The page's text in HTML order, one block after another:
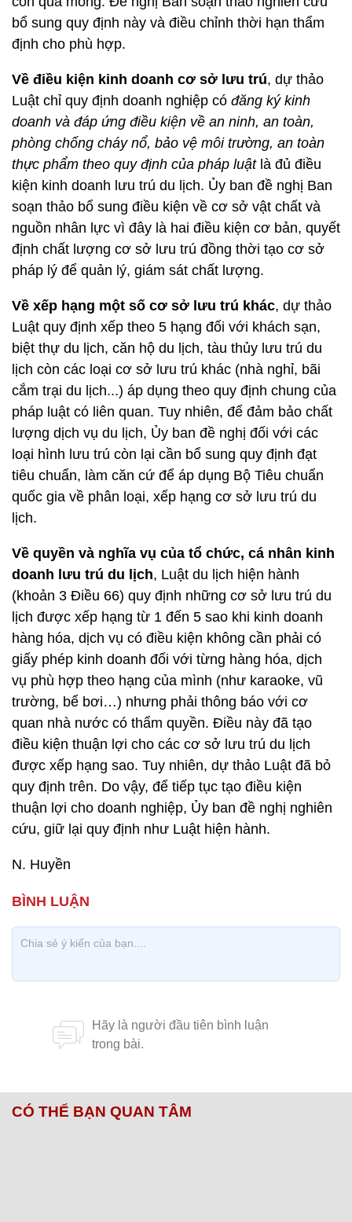
bổ sung quy định này và điều chỉnh thời hạn thẩm
định cho phù hợp.
Về điều kiện kinh doanh cơ sở lưu trú, dự thảo
Luật chỉ quy định doanh nghiệp có đăng ký kinh
doanh và đáp ứng điều kiện về an ninh, an toàn,
phòng chống cháy nổ, bảo vệ môi trường, an toàn
thực phẩm theo quy định của pháp luậtlà đủ điều
kiện kinh doanh lưu trú du lịch. Ủy ban đề nghị Ban
soạn thảo bổ sung điều kiện về cơ sở vật chất và
nguồn nhân lực vì đây là hai điều kiện cơ bản, quyết
định chất lượng cơ sở lưu trú đồng thời tạo cơ sở
pháp lý để quản lý, giám sát chất lượng.
Về xếp hạng một số cơ sở lưu trú khác, dự thảo
Luật quy định xếp theo 5 hạng đối với khách sạn,
biệt thự du lịch, căn hộ du lịch, tàu thủy lưu trú du
lịch còn các loại cơ sở lưu trú khác (nhà nghỉ, bãi
cắm trại du lịch...) áp dụng theo quy định chung của
pháp luật có liên quan. Tuy nhiên, để đảm bảo chất
lượng dịch vụ du lịch, Ủy ban đề nghị đối với các
loại hình lưu trú còn lại cần bổ sung quy định đạt
tiêu chuẩn, làm căn cứ để áp dụng Bộ Tiêu chuẩn
quốc gia về phân loại, xếp hạng cơ sở lưu trú du
lịch.
Về quyền và nghĩa vụ của tổ chức, cá nhân kinh
doanh lưu trú du lịch, Luật du lịch hiện hành
(khoản 3 Điều 66) quy định những cơ sở lưu trú du
lịch được xếp hạng từ 1 đến 5 sao khi kinh doanh
hàng hóa, dịch vụ có điều kiện không cần phải có
giấy phép kinh doanh đối với từng hàng hóa, dịch
vụ phù hợp theo hạng của mình (như karaoke, vũ
trường, bể bơi…) nhưng phải thông báo với cơ
quan nhà nước có thẩm quyền. Điều này đã tạo
điều kiện thuận lợi cho các cơ sở lưu trú du lịch
được xếp hạng sao. Tuy nhiên, dự thảo Luật đã bỏ
quy định trên. Do vậy, để tiếp tục tạo điều kiện
thuận lợi cho doanh nghiệp, Ủy ban đề nghị nghiên
cứu, giữ lại quy định như Luật hiện hành.
N. Huyền
CÓ THỂ BẠN QUAN TÂM